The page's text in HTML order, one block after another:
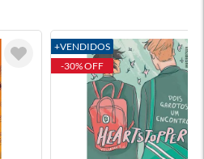
+VENDIDOS
-30% OFF